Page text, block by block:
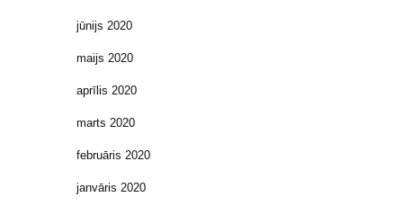
jūnijs 2020
maijs 2020
aprīlis 2020
marts 2020
februāris 2020
janvāris 2020